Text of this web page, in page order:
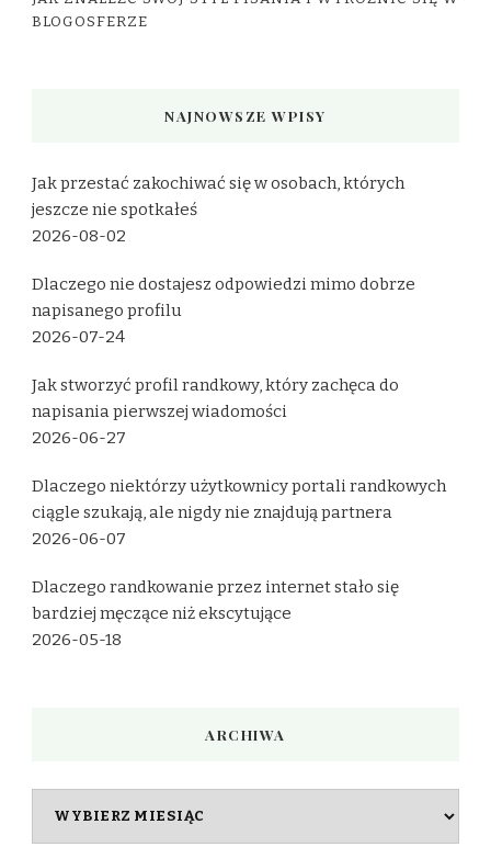
BLOGOSFERZE
NAJNOWSZE WPISY
Jak przestać zakochiwać się w osobach, których
jeszcze nie spotkałeś
2026-08-02
Dlaczego nie dostajesz odpowiedzi mimo dobrze
napisanego profilu
2026-07-24
Jak stworzyć profil randkowy, który zachęca do
napisania pierwszej wiadomości
2026-06-27
Dlaczego niektórzy użytkownicy portali randkowych
ciągle szukają, ale nigdy nie znajdują partnera
2026-06-07
Dlaczego randkowanie przez internet stało się
bardziej męczące niż ekscytujące
2026-05-18
ARCHIWA